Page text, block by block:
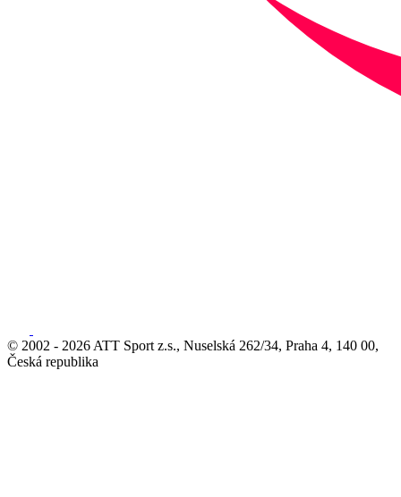
© 2002 - 2026 ATT Sport z.s., Nuselská 262/34, Praha 4, 140 00,
Česká republika